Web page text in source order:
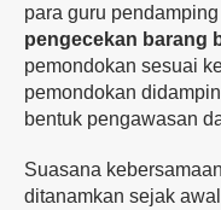
para guru pendamping
pengecekan barang
pemondokan sesuai
pemondokan
bentuk pengawasan
Suasana kebersamaan
ditanamkan sejak awal